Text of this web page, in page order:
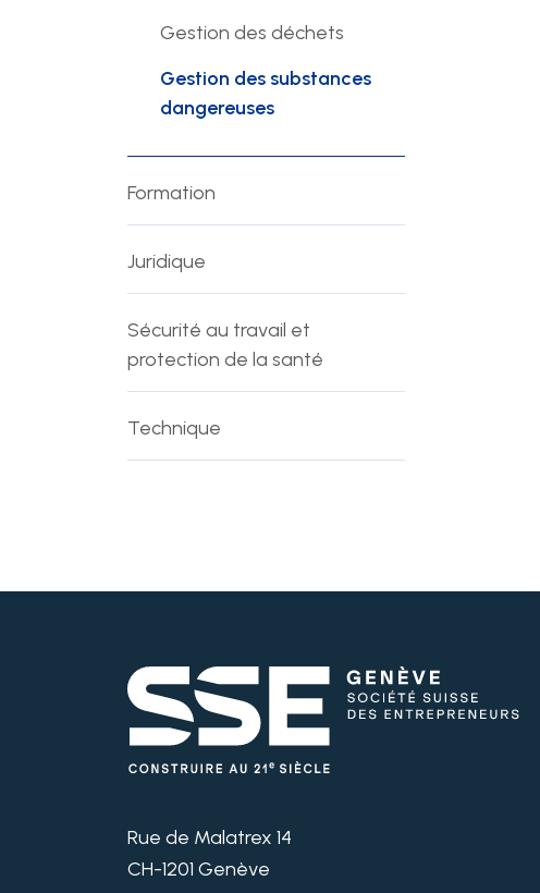
Gestion des déchets
Gestion des substances
dangereuses
Formation
Juridique
Sécurité au travail et
protection de la santé
Technique
Rue de Malatrex 14
CH-1201 Genève